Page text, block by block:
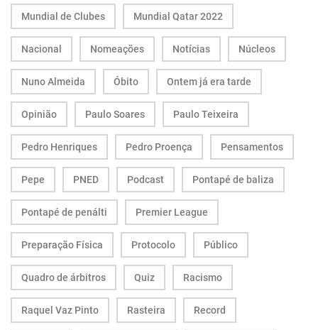
Mundial de Clubes Mundial Qatar 2022
Nacional Nomeações Notícias Núcleos
Nuno Almeida Óbito Ontem já era tarde
Opinião Paulo Soares Paulo Teixeira
Pedro Henriques Pedro Proença Pensamentos
Pepe PNED Podcast Pontapé de baliza
Pontapé de penálti Premier League
Preparação Física Protocolo Público
Quadro de árbitros Quiz Racismo
Raquel Vaz Pinto Rasteira Record